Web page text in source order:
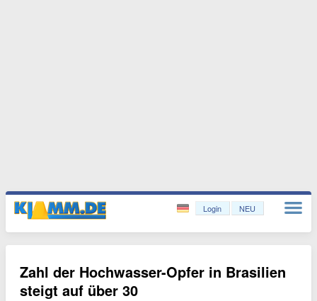
Login NEU
Zahl der Hochwasser-Opfer in Brasilien
steigt auf über 30